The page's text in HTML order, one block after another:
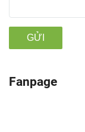
GỬI
Fanpage